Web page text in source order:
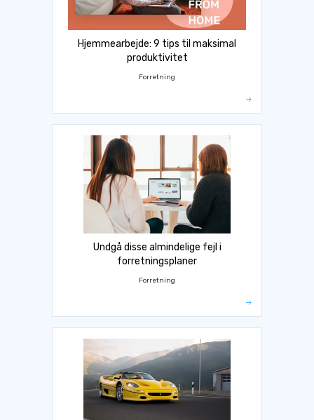
Hjemmearbejde: 9 tips til maksimal
produktivitet
Forretning
Undgå disse almindelige fejl i
forretningsplaner
Forretning